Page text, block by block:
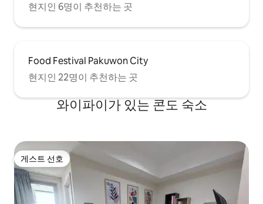
현지인 6명이 추천하는 곳
Food Festival Pakuwon City
현지인 22명이 추천하는 곳
와이파이가 있는 콘도 숙소
게스트 선호
게스트 선호